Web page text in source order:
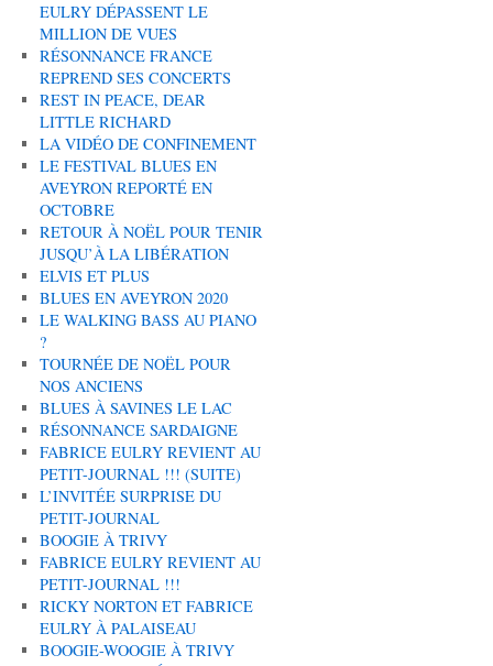
EULRY DÉPASSENT LE
MILLION DE VUES
RÉSONNANCE FRANCE
REPREND SES CONCERTS
REST IN PEACE, DEAR
LITTLE RICHARD
LA VIDÉO DE CONFINEMENT
LE FESTIVAL BLUES EN
AVEYRON REPORTÉ EN
OCTOBRE
RETOUR À NOËL POUR TENIR
JUSQU’À LA LIBÉRATION
ELVIS ET PLUS
BLUES EN AVEYRON 2020
LE WALKING BASS AU PIANO
?
TOURNÉE DE NOËL POUR
NOS ANCIENS
BLUES À SAVINES LE LAC
RÉSONNANCE SARDAIGNE
FABRICE EULRY REVIENT AU
PETIT-JOURNAL !!! (SUITE)
L’INVITÉE SURPRISE DU
PETIT-JOURNAL
BOOGIE À TRIVY
FABRICE EULRY REVIENT AU
PETIT-JOURNAL !!!
RICKY NORTON ET FABRICE
EULRY À PALAISEAU
BOOGIE-WOOGIE À TRIVY